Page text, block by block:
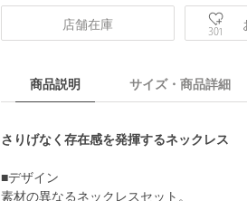
店舗在庫
301
商品説明 サイズ・商品詳細
さりげなく存在感を発揮するネックレス
■デザイン
素材の異なるネックレスセット。